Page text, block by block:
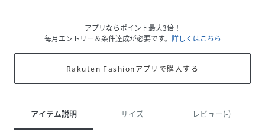
アプリならポイント最大3倍！
毎月エントリー＆条件達成が必要です。 詳しくはこちら
Rakuten Fashionアプリで購入する
アイテム説明 サイズ レビュー(-)